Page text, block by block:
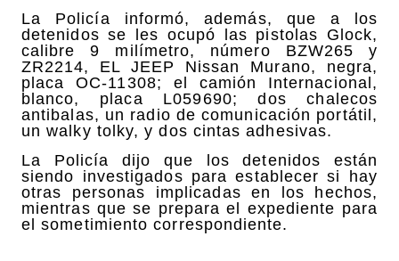
La Policía informó, además, que a los
detenidos se les ocupó las pistolas Glock,
calibre 9 milímetro, número BZW265 y
ZR2214, EL JEEP Nissan Murano, negra,
placa OC-11308; el camión Internacional,
blanco, placa L059690; dos chalecos
antibalas, un radio de comunicación portátil,
un walky tolky, y dos cintas adhesivas.
La Policía dijo que los detenidos están
siendo investigados para establecer si hay
otras personas implicadas en los hechos,
mientras que se prepara el expediente para
el sometimiento correspondiente.